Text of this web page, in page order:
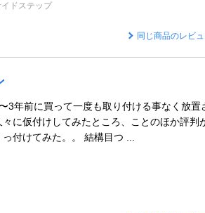
ドステップ
同じ商品のレビ
3年前に買って一度も取り付ける事なく放置
に仮付けしてみたところ、ことのほか評判
付けてみた。。 結構目つ ...